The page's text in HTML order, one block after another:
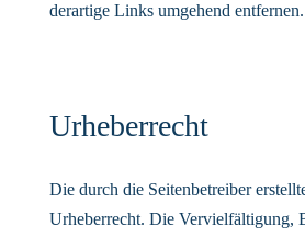
derartige Links umgehend entfernen.
Urheberrecht
Die durch die Seitenbetreiber
Urheberrecht. Die Vervielfältigung,